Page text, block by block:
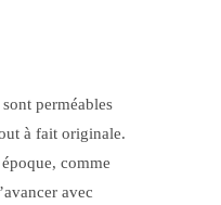
perméables
à fait originale.
comme
avec